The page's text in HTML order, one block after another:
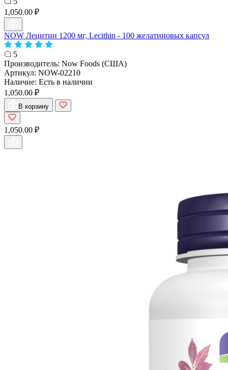
1,050.00 ₽
NOW Лецитин 1200 мг, Lecithin - 100 желатиновых капсул
5
Производитель: Now Foods (США)
Артикул: NOW-02210
Наличие: Есть в наличии
1,050.00 ₽
В корзину
1,050.00 ₽